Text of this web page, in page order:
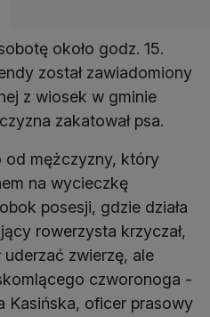
około godz. 15.
został zawiadomiony
z wiosek w gminie
zakatował psa.
od mężczyzny, który
na wycieczkę
posesji, gdzie działa
rowerzysta krzyczał,
uderzać zwierzę, ale
czworonoga -
Kasińska, oficer prasowy